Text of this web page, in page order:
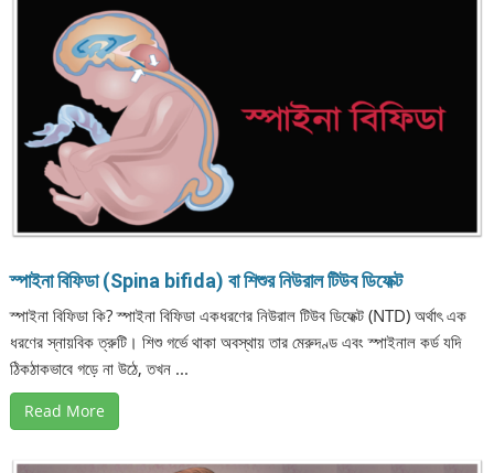
স্পাইনা বিফিডা (Spina bifida) বা শিশুর নিউরাল টিউব ডিফেক্ট
স্পাইনা বিফিডা কি? স্পাইনা বিফিডা একধরণের নিউরাল টিউব ডিফেক্ট (NTD) অর্থাৎ এক
ধরণের স্নায়বিক ত্রুটি। শিশু গর্ভে থাকা অবস্থায় তার মেরুদণ্ড এবং স্পাইনাল কর্ড যদি
ঠিকঠাকভাবে গড়ে না উঠে, তখন ...
Read More